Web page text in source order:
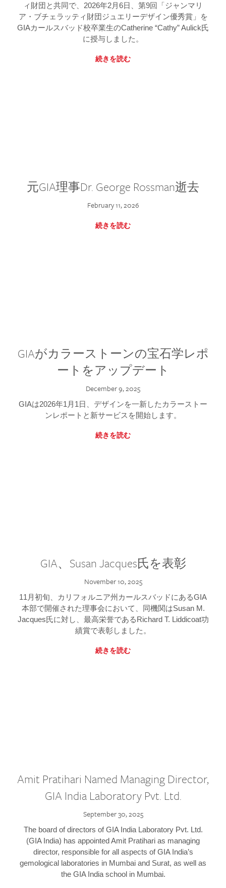
ィ財団と共同で、2026年2月6日、第9回「ジャンマリ
ア・ブチェラッティ財団ジュエリーデザイン優秀賞」を
GIAカールスバッド校卒業生のCatherine “Cathy” Aulick氏
に授与しました。
続きを読む
元GIA理事Dr. George Rossman逝去
February 11, 2026
続きを読む
GIAがカラーストーンの宝石学レポ
ートをアップデート
December 9, 2025
GIAは2026年1月1日、デザインを一新したカラーストー
ンレポートと新サービスを開始します。
続きを読む
GIA、Susan Jacques氏を表彰
November 10, 2025
11月初旬、カリフォルニア州カールスバッドにあるGIA
本部で開催された理事会において、同機関はSusan M.
Jacques氏に対し、最高栄誉であるRichard T. Liddicoat功
績賞で表彰しました。
続きを読む
Amit Pratihari Named Managing Director,
GIA India Laboratory Pvt. Ltd.
September 30, 2025
The board of directors of GIA India Laboratory Pvt. Ltd.
(GIA India) has appointed Amit Pratihari as managing
director, responsible for all aspects of GIA India’s
gemological laboratories in Mumbai and Surat, as well as
the GIA India school in Mumbai.